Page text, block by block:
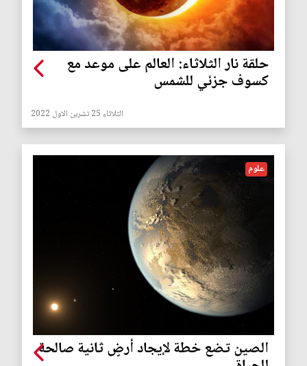
حلقة نار الثلاثاء: العالم على موعد مع
كسوف جزئي للشمس
الثلاثاء 25 تشرين الاول 2022
علوم
الصين تضع خطة لإيجاد أرضٍ ثانية صالحة